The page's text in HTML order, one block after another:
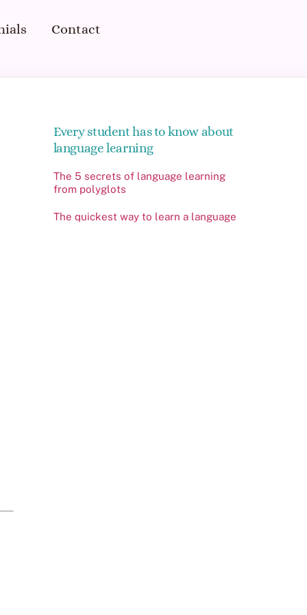
Contact
Every student has to know about
language learning
The 5 secrets of language learning
from polyglots
The quickest way to learn a language